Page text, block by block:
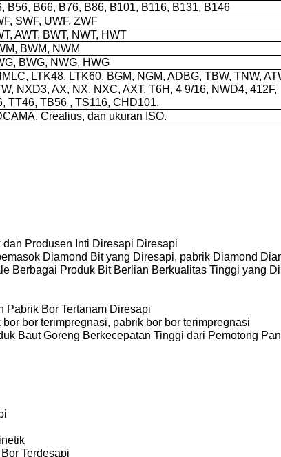
B56, B66, B76, B86, B101, B116, B131, B146
SWF, UWF, ZWF
AWT, BWT, NWT, HWT
BWM, NWM
BWG, NWG, HWG
LTK48, LTK60, BGM, NGM, ADBG, TBW, TNW,
NXD3, AX, NX, NXC, AXT, T6H, 4 9/16, NWD4, 412F,
TT46, TB56 , TS116, CHD101.
Crealius, dan ukuran ISO.
Produsen Inti Diresapi Diresapi
Diamond Bit yang Diresapi, pabrik Diamond
Berbagai Produk Bit Berlian Berkualitas Tinggi yang
Pabrik Bor Tertanam Diresapi
bor terimpregnasi, pabrik bor bor terimpregnasi
Baut Goreng Berkecepatan Tinggi dari Pemotong
Terdesapi